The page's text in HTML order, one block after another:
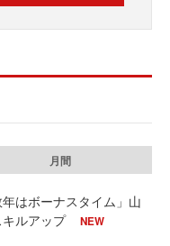
月間
はボーナスタイム」山
ルアップ
NEW